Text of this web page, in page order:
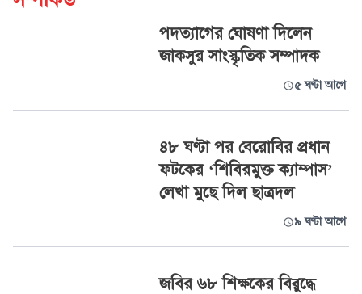
পদত্যাগের ঘোষণা দিলেন
জাকসুর সাংস্কৃতিক সম্পাদক
৫ ঘণ্টা আগে
৪৮ ঘণ্টা পর বেরোবির প্রধান
ফটকের ‘শিবিরমুক্ত ক্যাম্পাস’
লেখা মুছে দিল ছাত্রদল
৯ ঘণ্টা আগে
জবির ৬৮ শিক্ষকের বিরুদ্ধে